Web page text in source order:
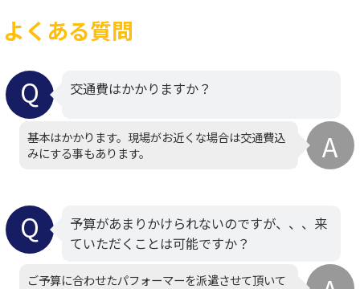
よくある質問
交通費はかかりますか？
基本はかかります。現場がお近くな場合は交通費込
みにする事もあります。
予算があまりかけられないのですが、、、来
ていただくことは可能ですか？
ご予算に合わせたパフォーマーを派遣させて頂いて